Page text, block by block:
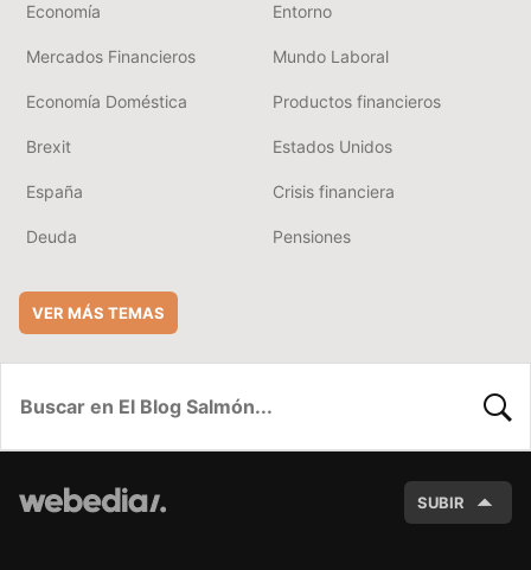
Economía Entorno
Mercados Financieros Mundo Laboral
Economía Doméstica Productos financieros
Brexit Estados Unidos
España Crisis financiera
Deuda Pensiones
VER MÁS TEMAS
SUBIR